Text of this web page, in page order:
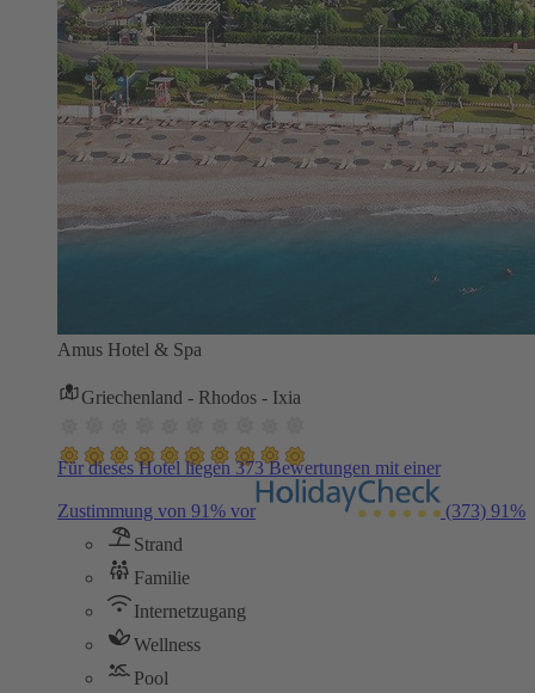
Amus Hotel & Spa
Griechenland - Rhodos - Ixia
Für dieses Hotel liegen 373 Bewertungen mit einer
Zustimmung von 91% vor (373) 91%
Strand
Familie
Internetzugang
Wellness
Pool